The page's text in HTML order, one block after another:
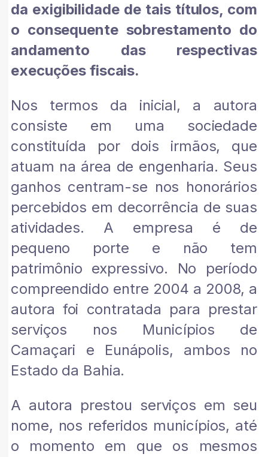
da exigibilidade de tais títulos, com
o consequente sobrestamento do
andamento das respectivas
execuções fiscais.
Nos termos da inicial, a autora
consiste em uma sociedade
constituída por dois irmãos, que
atuam na área de engenharia. Seus
ganhos centram-se nos honorários
percebidos em decorrência de suas
atividades. A empresa é de
pequeno porte e não tem
patrimônio expressivo. No período
compreendido entre 2004 a 2008, a
autora foi contratada para prestar
serviços nos Municípios de
Camaçari e Eunápolis, ambos no
Estado da Bahia.
A autora prestou serviços em seu
nome, nos referidos municípios, até
o momento em que os mesmos